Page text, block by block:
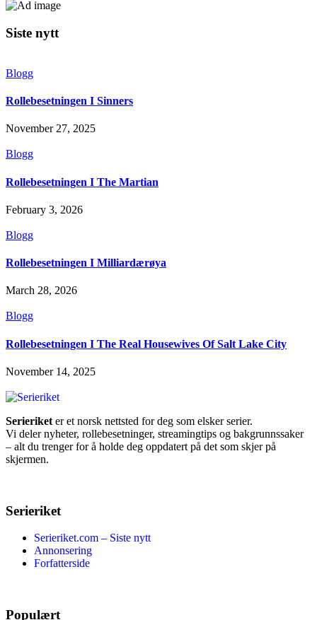
Siste nytt
Blogg
Rollebesetningen I Sinners
November 27, 2025
Blogg
Rollebesetningen I The Martian
February 3, 2026
Blogg
Rollebesetningen I Milliardærøya
March 28, 2026
Blogg
Rollebesetningen I The Real Housewives Of Salt Lake City
November 14, 2025
Serieriket er et norsk nettsted for deg som elsker serier.
Vi deler nyheter, rollebesetninger, streamingtips og bakgrunnssaker
– alt du trenger for å holde deg oppdatert på det som skjer på
skjermen.
Serieriket
Serieriket.com – Siste nytt
Annonsering
Forfatterside
Populært